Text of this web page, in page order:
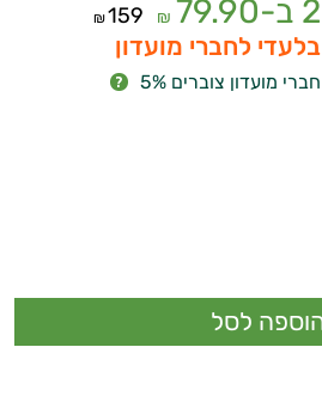
2 ב- 79.90
₪
159
₪
בלעדי לחברי מועדון
חברי מועדון צוברים 5%